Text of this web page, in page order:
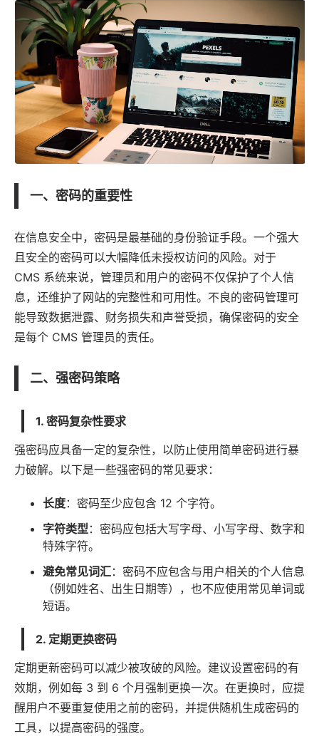
一、密码的重要性
在信息安全中，密码是最基础的身份验证手段。一个强大
且安全的密码可以大幅降低未授权访问的风险。对于
CMS 系统来说，管理员和用户的密码不仅保护了个人信
息，还维护了网站的完整性和可用性。不良的密码管理可
能导致数据泄露、财务损失和声誉受损，确保密码的安全
是每个 CMS 管理员的责任。
二、强密码策略
1. 密码复杂性要求
强密码应具备一定的复杂性，以防止使用简单密码进行暴
力破解。以下是一些强密码的常见要求：
长度：密码至少应包含 12 个字符。
字符类型 ：密码应包括大写字母、小写字母、数字和
特殊字符。
避免常见词汇：密码不应包含与用户相关的个人信息
（例如姓名、出生日期等），也不应使用常见单词或
短语。
2. 定期更换密码
定期更新密码可以减少被攻破的风险。建议设置密码的有
效期，例如每 3 到 6 个月强制更换一次。在更换时，应提
醒用户不要重复使用之前的密码，并提供随机生成密码的
工具，以提高密码的强度。